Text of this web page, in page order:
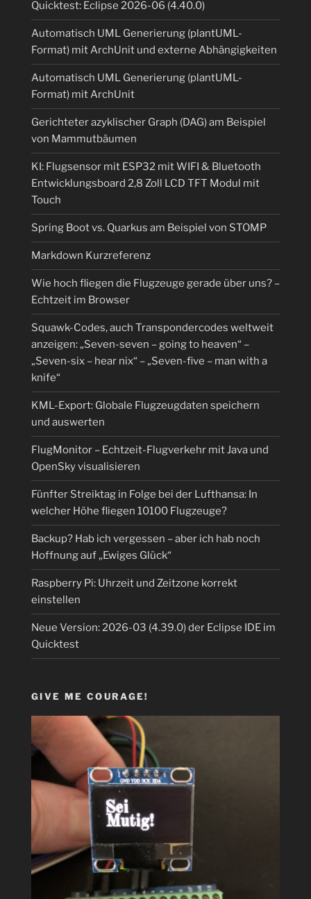
Quicktest: Eclipse 2026-06 (4.40.0)
Automatisch UML Generierung (plantUML-
Format) mit ArchUnit und externe Abhängigkeiten
Automatisch UML Generierung (plantUML-
Format) mit ArchUnit
Gerichteter azyklischer Graph (DAG) am Beispiel
von Mammutbäumen
KI: Flugsensor mit ESP32 mit WIFI & Bluetooth
Entwicklungsboard 2,8 Zoll LCD TFT Modul mit
Touch
Spring Boot vs. Quarkus am Beispiel von STOMP
Markdown Kurzreferenz
Wie hoch fliegen die Flugzeuge gerade über uns? –
Echtzeit im Browser
Squawk-Codes, auch Transpondercodes weltweit
anzeigen: „Seven-seven – going to heaven“ –
„Seven-six – hear nix“ – „Seven-five – man with a
knife“
KML-Export: Globale Flugzeugdaten speichern
und auswerten
FlugMonitor – Echtzeit-Flugverkehr mit Java und
OpenSky visualisieren
Fünfter Streiktag in Folge bei der Lufthansa: In
welcher Höhe fliegen 10100 Flugzeuge?
Backup? Hab ich vergessen – aber ich hab noch
Hoffnung auf „Ewiges Glück“
Raspberry Pi: Uhrzeit und Zeitzone korrekt
einstellen
Neue Version: 2026-03 (4.39.0) der Eclipse IDE im
Quicktest
GIVE ME COURAGE!